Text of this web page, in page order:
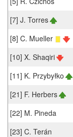
[7] J. Torres
[8] C. Mueller
[10] X. Shaqiri
[11] K. Przybyłko
[21] F. Herbers
[22] M. Pineda
[23] C. Terán